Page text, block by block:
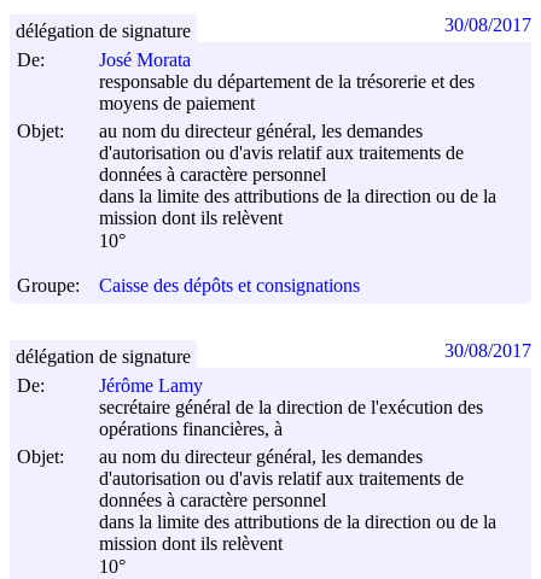
De:
José Morata
responsable du département de la trésorerie et des
moyens de paiement
Objet:
au nom du directeur général, les demandes
d'autorisation ou d'avis relatif aux traitements de
données à caractère personnel
dans la limite des attributions de la direction ou de la
mission dont ils relèvent
10°
Groupe: Caisse des dépôts et consignations
délégation de signature 30/08/2017
De:
Jérôme Lamy
secrétaire général de la direction de l'exécution des
opérations financières, à
Objet:
au nom du directeur général, les demandes
d'autorisation ou d'avis relatif aux traitements de
données à caractère personnel
dans la limite des attributions de la direction ou de la
mission dont ils relèvent
10°
délégation de signature 30/08/2017